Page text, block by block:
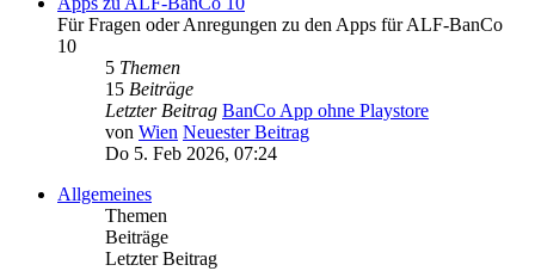
Für Fragen oder Anregungen zu den Apps für ALF-BanCo
10
5 Themen
15 Beiträge
Letzter Beitrag BanCo App ohne Playstore
von Wien Neuester Beitrag
Do 5. Feb 2026, 07:24
Allgemeines
Themen
Beiträge
Letzter Beitrag